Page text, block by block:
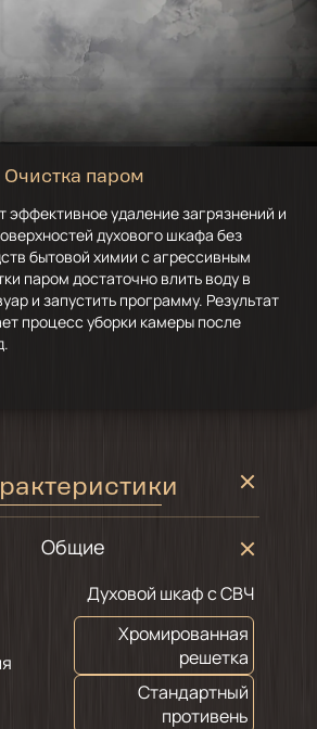
Очистка паром
эффективное удаление загрязнений и
духового шкафа без
бытовой химии с агрессивным
паром достаточно влить воду в
и запустить программу. Результат
процесс уборки камеры после
Общие
Духовой шкаф с СВЧ
Хромированная
решетка
Стандартный
противень